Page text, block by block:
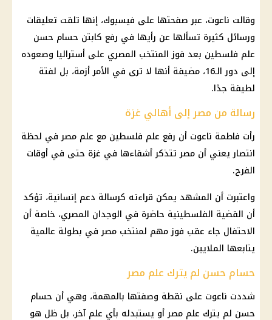
وقالت ناعوت، عبر صفحتها على فيسبوك، إنها تلقت تعليقات
ورسائل كثيرة تسألها عن رأيها في رفع كابتن حسام حسن
علم فلسطين بعد فوز المنتخب المصري على أستراليا وصعوده
إلى دور الـ16، مضيفة أنها لا ترى في الأمر أزمة، بل لفتة
لطيفة جدًا.
رسالة من مصر إلى أهالي غزة
رأت فاطمة ناعوت أن رفع علم فلسطين مع علم مصر في لحظة
انتصار يعني أن مصر تتذكر أشقاءها في غزة حتى في أوقات
الفرح.
واعتبرت أن المشهد يمكن قراءته كرسالة دعم إنسانية، تؤكد
أن القضية الفلسطينية حاضرة في الوجدان المصري، خاصة أن
الاحتفال جاء عقب فوز مهم لمنتخب مصر في بطولة عالمية
يتابعها الملايين.
حسام حسن لم يترك علم مصر
شددت ناعوت على نقطة وصفتها بالمهمة، وهي أن حسام
حسن لم يترك علم مصر أو يستبدله بأي علم آخر، بل ظل هو